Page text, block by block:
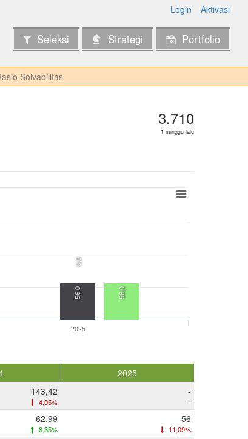
Login Aktivasi
Seleksi Strategi Portfolio
Solvabilitas
3.710
1 minggu lalu
0,0
56,0 56,0
2025
2025
143,42
4,05%
-
-
62,99
8,35%
56
11,09%